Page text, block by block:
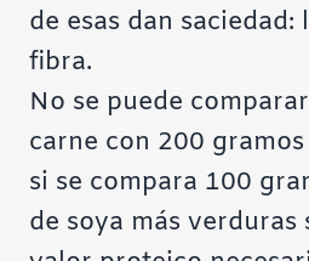
de esas dan
fibra.
No se puede
carne con 200
si se compara 100
de soya más verduras